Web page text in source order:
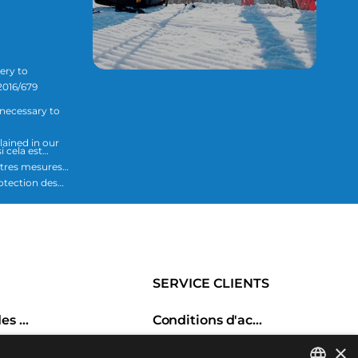
to
in our
to
679
cela est
mesures
Historique des commandes
SERVICE CLIENTS
Conditions d'achat
×